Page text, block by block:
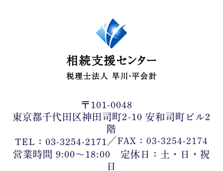
〒101-0048
東京都千代田区神田司町2-10 安和司町ビル2
階
TEL：03-3254-2171 ／ FAX：03-3254-2174
営業時間 9:00〜18:00 定休日：土・日・祝
日